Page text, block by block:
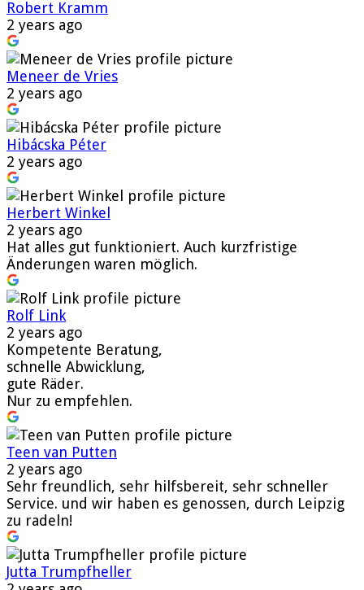
Robert Kramm
2 years ago
Meneer de Vries
2 years ago
Hibácska Péter
2 years ago
Herbert Winkel
2 years ago
Hat alles gut funktioniert. Auch kurzfristige
Änderungen waren möglich.
Rolf Link
2 years ago
Kompetente Beratung,
schnelle Abwicklung,
gute Räder.
Nur zu empfehlen.
Teen van Putten
2 years ago
Sehr freundlich, sehr hilfsbereit, sehr schneller
Service. und wir haben es genossen, durch Leipzig
zu radeln!
Jutta Trumpfheller